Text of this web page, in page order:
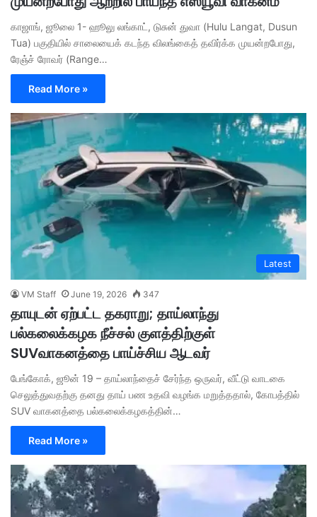
காஜாங், ஜூலை 1- ஹூலு லங்காட், டுசுன் துவா (Hulu Langat, Dusun
Tua) பகுதியில் சாலையைக் கடந்த விலங்கைத் தவிர்க்க முயன்றபோது,
ரேஞ்ச் ரோவர் (Range…
Read More »
Latest
VM Staff June 19, 2026 347
தாயுடன் ஏற்பட்ட தகராறு; தாய்லாந்து
பல்கலைக்கழக நீச்சல் குளத்திற்குள்
SUVவாகனத்தை பாய்ச்சிய ஆடவர்
பேங்கோக், ஜூன் 19 – தாய்லாந்தைச் சேர்ந்த ஒருவர், வீட்டு வாடகை
செலுத்துவதற்கு தனது தாய் பண உதவி வழங்க மறுத்ததால், கோபத்தில்
SUV வாகனத்தை பல்கலைக்கழகத்தின்…
Read More »